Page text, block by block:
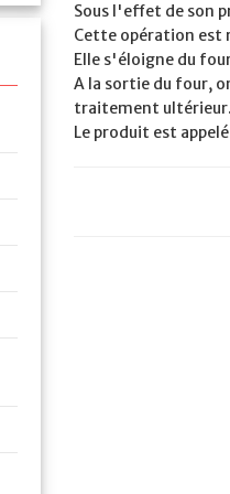
Sous l'effet de son
Cette opération est
Elle s'éloigne du
A la sortie du four,
traitement ultérieur.
Le produit est